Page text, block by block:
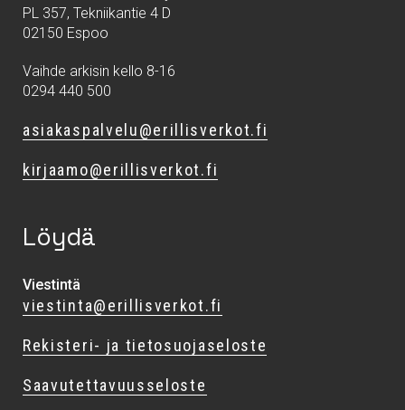
PL 357, Tekniikantie 4 D
02150 Espoo
Vaihde arkisin kello 8-16
0294 440 500
asiakaspalvelu@erillisverkot.fi
kirjaamo@erillisverkot.fi
Löydä
Viestintä
viestinta@erillisverkot.fi
Rekisteri- ja tietosuojaseloste
Saavutettavuusseloste